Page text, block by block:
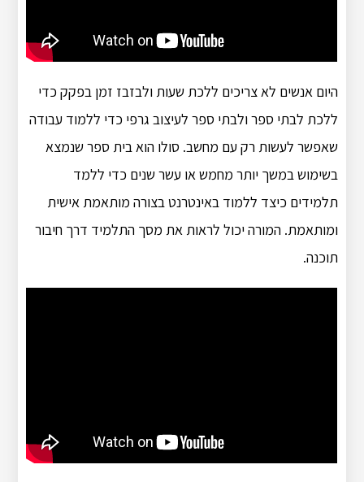
היום אנשים לא צריכים ללכת שעות ולבזבז זמן בפקק כדי
ללכת לבתי ספר ולבתי ספר לעיצוב גרפי כדי ללמוד עבודה
שאפשר לעשות רק עם מחשב. סולו הוא בית ספר שנמצא
בשימוש במשך יותר מחמש או עשר שנים כדי ללמד
תלמידים כיצד ללמוד באינטרנט בצורה מותאמת אישית
ומותאמת. המורה יכול לראות את מסך התלמיד דרך חיבור
תוכנה.